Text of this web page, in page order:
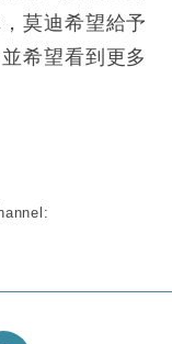
莫迪希望給予
希望看到更多